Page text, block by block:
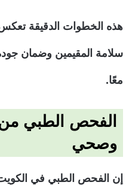
هذه الخطوات الدقيقة تعكس
سلامة المقيمين وضمان جودة
معًا.
الفحص الطبي
وصحي
إن الفحص الطبي في